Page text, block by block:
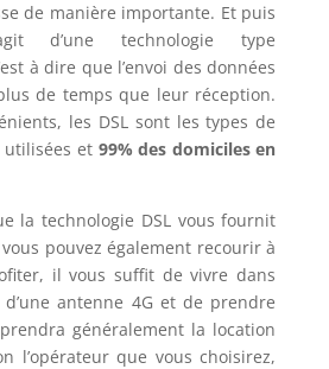
de manière importante. Et puis
d’une technologie type
à dire que l’envoi des données
de temps que leur réception.
les DSL sont les types de
utilisées et 99% des domiciles en
la technologie DSL vous fournit
pouvez également recourir à
il vous suffit de vivre dans
antenne 4G et de prendre
généralement la location
l’opérateur que vous choisirez,